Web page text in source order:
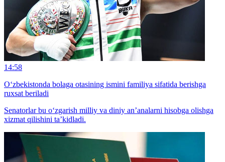
14:58
O‘zbekistonda bolaga otasining ismini familiya sifatida berishga
ruxsat beriladi
Senatorlar bu o‘zgarish milliy va diniy an’analarni hisobga olishga
xizmat qilishini ta’kidladi.